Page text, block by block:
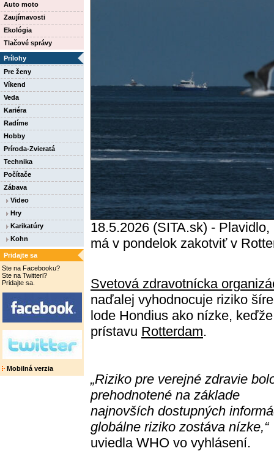
Auto moto
Zaujímavosti
Ekológia
Tlačové správy
Prílohy
Pre ženy
Víkend
Veda
Kariéra
Radíme
Hobby
Príroda-Zvieratá
Technika
Počítače
Zábava
Video
Hry
Karikatúry
Kohn
Pridajte sa
Ste na Facebooku?
Ste na Twitteri?
Pridajte sa.
Mobilná verzia
18.5.2026 (SITA.sk) -
má v pondelok zakotviť v
Svetová zdravotnícka
naďalej vyhodnocuje riziko
lode Hondius ako nízke,
prístavu Rotterdam.
„Riziko pre verejné zdravie
prehodnotené na základe
najnovších dostupných
globálne riziko zostáva nízke,“
uviedla WHO vo vyhlásení.